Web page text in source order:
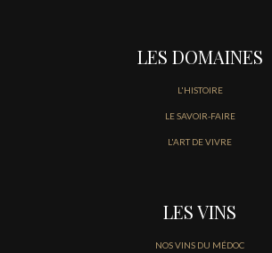
LES DOMAINES
L'HISTOIRE
LE SAVOIR-FAIRE
L'ART DE VIVRE
LES VINS
NOS VINS DU MÉDOC